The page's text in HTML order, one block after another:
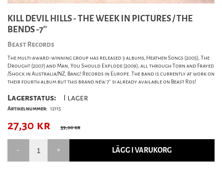
KILL DEVIL HILLS - THE WEEK IN PICTURES / THE
BENDS -7''
Beast Records
The multi-award-winning group has released 3 albums, Heathen Songs (2005), The
Drought (2007) and Man, You Should Explode (2009), all through Torn and Frayed
/Shock in Australia/NZ, Bang! Records in Europe. The band is currently at work on
their fourth album but this brand new 7'' si already available on Beast Rds!
Lagerstatus: I lager
Artikelnummer: 12115
27,30 kr 39,00 kr
LÄGG I VARUKORG